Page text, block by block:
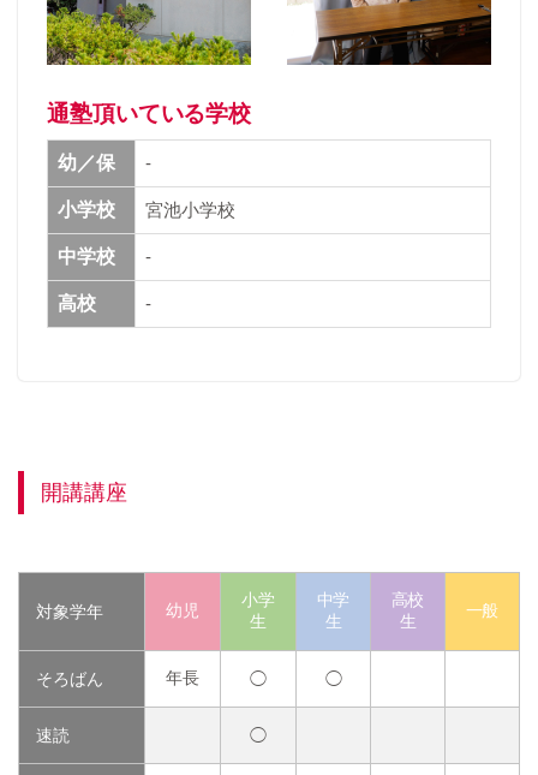
通塾頂いている学校
幼／保 -
小学校 宮池小学校
中学校 -
高校 -
開講講座
対象学年 幼児
小学
生
中学
生
高校
生
一般
そろばん 年長 ◯ ◯
速読 ◯